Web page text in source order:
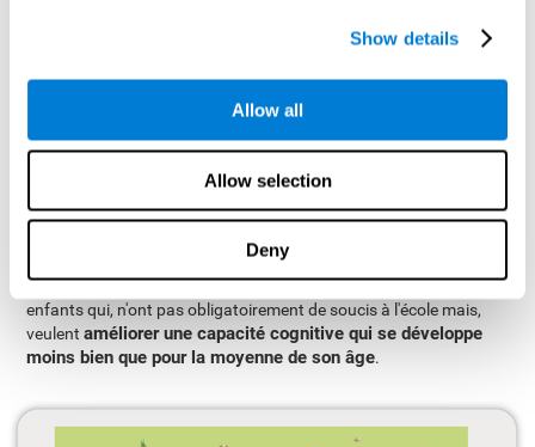
Show details
Allow all
Allow selection
Deny
stimulation cognitive de
L'enfance d'un enfant peut être une période difficile et
complications, des maladies et troubles de tout type, pour
lesquels il n'y a pas toujours de solutions. Le manque
mauvais moments et c'est pourquoi nous voulons toujours le
L'entraînement cognitif de CogniFit est recommandé pour les
enfants qui, n'ont pas obligatoirement de soucis à l'école mais,
veulentaméliorer une capacité cognitive qui se développe
moins bien que pour la moyenne de son âge.